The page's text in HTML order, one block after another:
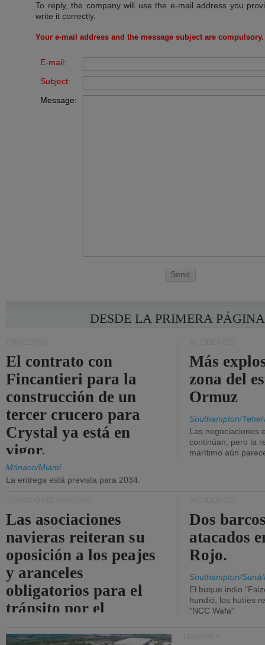
To reply, the company will use the e-mail address you
write it correctly.
Your e-mail address and the message subject are compulsory.
E-mail:
Subject:
Message:
Send
DESDE LA PRIMERA PÁGINA
El contrato con
Fincantieri para la
construcción de un
tercer crucero para
Crystal ya está en
vigor.
Mónaco/Miami
La entrega está prevista para 2034.
Más
zona del
Ormuz
Southampton/
Las negociaciones
continúan, pero la
marítimo aún
Las asociaciones
navieras reiteran su
oposición a los peajes
y aranceles
obligatorios para el
tránsito por el
Dos
atacados
Rojo.
Southampton/
El buque indio
hundió, los hutíes
"NCC Wafa"